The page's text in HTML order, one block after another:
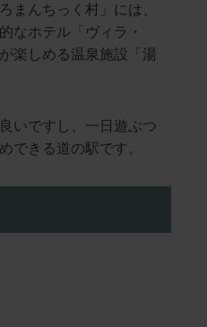
んちっく村」には、
なホテル「ヴィラ・
楽しめる温泉施設「湯
いですし、一日遊ぶつ
できる道の駅です。